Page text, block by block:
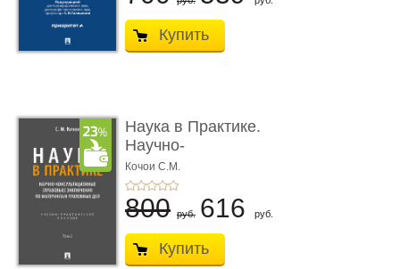
Купить
Наука в Практике.
Научно-
консультационные (пра
...
Кочои С.М.
800 руб. 616 руб.
Купить